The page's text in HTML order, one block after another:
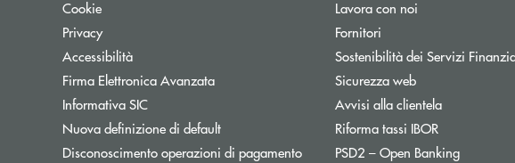
Cookie
Privacy
Accessibilità
Firma Elettronica Avanzata
Informativa SIC
Nuova definizione di default
Disconoscimento operazioni di pagamento
Lavora con noi
Fornitori
Sostenibilità dei Servizi
Sicurezza web
Avvisi alla clientela
Riforma tassi IBOR
PSD2 – Open BankingApre una